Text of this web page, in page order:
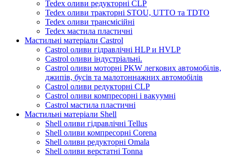
Tedex оливи редукторні CLP
Tedex оливи тракторні STOU, UTTO та TDTO
Tedex оливи трансмісійні
Tedex мастила пластичні
Мастильні матеріали Castrol
Castrol оливи гідравлічні HLP и HVLP
Castrol оливи індустріальні.
Castrol оливи моторні PKW легкових автомобілів,
джипів, бусів та малотоннажних автомобілів
Castrol оливи редукторні CLP
Castrol оливи компресорні і вакуумні
Castrol мастила пластичні
Мастильні матеріали Shell
Shell оливи гідравлічні Tellus
Shell оливи компресорні Corena
Shell оливи редукторні Omala
Shell оливи верстатні Tonna